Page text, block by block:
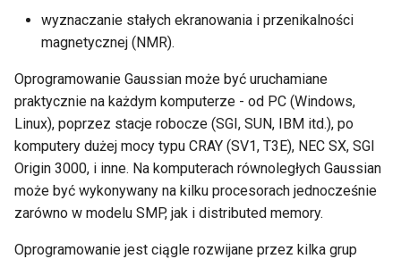
wyznaczanie stałych ekranowania i przenikalności
magnetycznej (NMR).
Oprogramowanie Gaussian może być uruchamiane
praktycznie na każdym komputerze - od PC (Windows,
Linux), poprzez stacje robocze (SGI, SUN, IBM itd.), po
komputery dużej mocy typu CRAY (SV1, T3E), NEC SX, SGI
Origin 3000, i inne. Na komputerach równoległych Gaussian
może być wykonywany na kilku procesorach jednocześnie
zarówno w modelu SMP, jak i distributed memory.
Oprogramowanie jest ciągle rozwijane przez kilka grup